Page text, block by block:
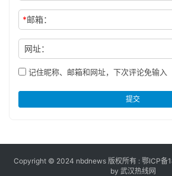
*邮箱：
网址：
记住昵称、邮箱和网址，下次评论免输入
提交
Copyright © 2024 nbdnews 版权所有 : 鄂ICP备
by 武汉热线网